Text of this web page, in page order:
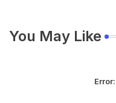
You May Like
Error: